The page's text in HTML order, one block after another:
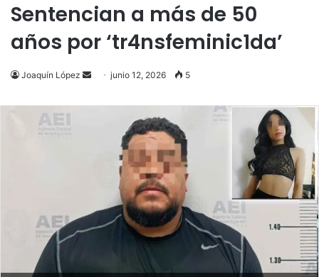
Sentencian a más de 50
años por ‘tr4nsfeminic1da’
Joaquín López
Send
email
junio 12, 2026 5